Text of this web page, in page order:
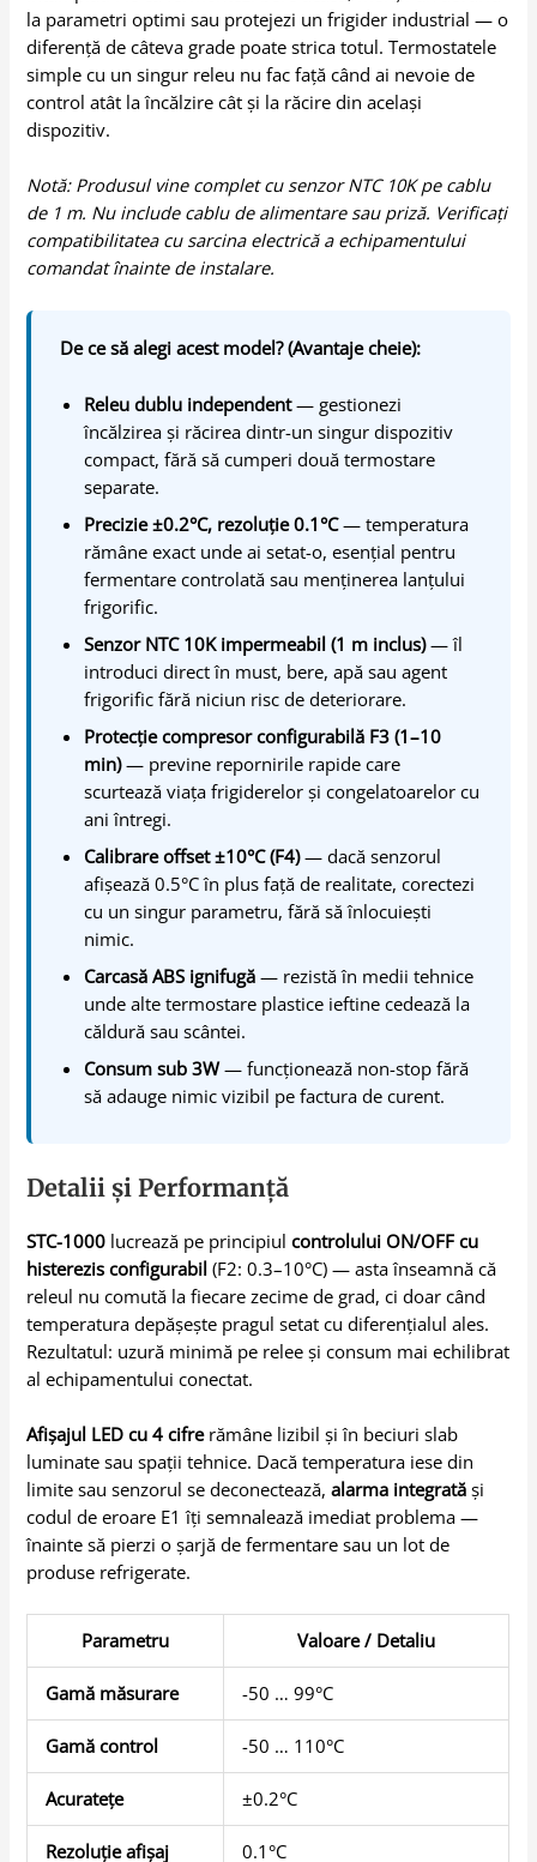
la parametri optimi sau protejezi un frigider industrial — o
diferență de câteva grade poate strica totul. Termostatele
simple cu un singur releu nu fac față când ai nevoie de
control atât la încălzire cât și la răcire din același
dispozitiv.
Notă: Produsul vine complet cu senzor NTC 10K pe cablu
de 1 m. Nu include cablu de alimentare sau priză. Verificați
compatibilitatea cu sarcina electrică a echipamentului
comandat înainte de instalare.
De ce să alegi acest model? (Avantaje cheie):
Releu dublu independent— gestionezi
încălzirea și răcirea dintr-un singur dispozitiv
compact, fără să cumperi două termostare
separate.
Precizie ±0.2°C, rezoluție 0.1°C— temperatura
rămâne exact unde ai setat-o, esențial pentru
fermentare controlată sau menținerea lanțului
frigorific.
Senzor NTC 10K impermeabil (1 m inclus)— îl
introduci direct în must, bere, apă sau agent
frigorific fără niciun risc de deteriorare.
Protecție compresor configurabilă F3 (1–10
min)— previne repornirile rapide care
scurtează viața frigiderelor și congelatoarelor cu
ani întregi.
Calibrare offset ±10°C (F4)— dacă senzorul
afișează 0.5°C în plus față de realitate, corectezi
cu un singur parametru, fără să înlocuiești
nimic.
Carcasă ABS ignifugă — rezistă în medii tehnice
unde alte termostare plastice ieftine cedează la
căldură sau scântei.
Consum sub 3W— funcționează non-stop fără
să adauge nimic vizibil pe factura de curent.
Detalii și Performanță
STC-1000 lucrează pe principiulcontrolului ON/OFF cu
histerezis configurabil (F2: 0.3–10°C) — asta înseamnă că
releul nu comută la fiecare zecime de grad, ci doar când
temperatura depășește pragul setat cu diferențialul ales.
Rezultatul: uzură minimă pe relee și consum mai echilibrat
al echipamentului conectat.
Afișajul LED cu 4 cifrerămâne lizibil și în beciuri slab
luminate sau spații tehnice. Dacă temperatura iese din
limite sau senzorul se deconectează,alarma integrată și
codul de eroare E1 îți semnalează imediat problema —
înainte să pierzi o șarjă de fermentare sau un lot de
produse refrigerate.
Parametru Valoare / Detaliu
Gamă măsurare -50 … 99°C
Gamă control -50 … 110°C
Acuratețe ±0.2°C
Rezoluție afișaj 0.1°C